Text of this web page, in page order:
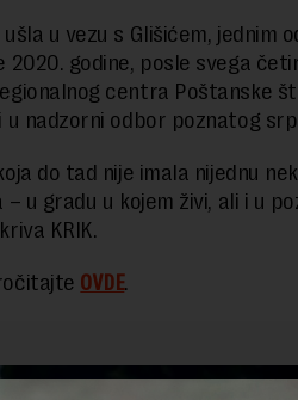
u vezu s Glišićem, jednim
2020. godine, posle svega
centra Poštanske
u nadzorni odbor poznatog
do tad nije imala nijednu
u gradu u kojem živi, ali i u
KRIK.
OVDE.